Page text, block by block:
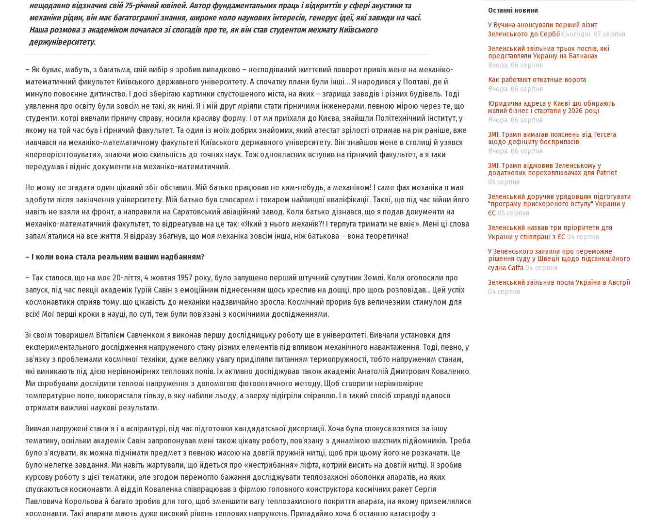
нещодавно відзначив свій 75-річний ювілей. Автор фундаментальних праць і відкриттів у сфері акустики та
механіки рідин, він має багатогранні знання, широке коло наукових інтересів, генерує ідеї, які завжди на часі.
Наша розмова з академіком почалася зі спогадів про те, як він став студентом мехмату Київського
держуніверситету.
– Як буває, мабуть, з багатьма, свій вибір я зробив випадково – несподіваний життєвий поворот привів мене на механіко-
математичний факультет Київського державного університету. А спочатку плани були інші… Я народився у Полтаві, де й
минуло повоєнне дитинство. І досі зберігаю картинки спустошеного міста, на яких – згарища заводів і різних будівель. Тоді
уявлення про освіту були зовсім не такі, як нині. Я і мій друг мріяли стати гірничими інженерами, певною мірою через те, що
студенти, котрі вивчали гірничу справу, носили красиву форму. І от ми приїхали до Києва, знайшли Політехнічний інститут, у
якому на той час був і гірничий факультет. Та один із моїх добрих знайомих, який атестат зрілості отримав на рік раніше, вже
навчався на механіко-математичному факультеті Київського державного університету. Він знайшов мене в столиці й узявся
«переорієнтовувати», знаючи мою схильність до точних наук. Тож однокласник вступив на гірничий факультет, а я таки
передумав і відніс документи на механіко-математичний.
Не можу не згадати один цікавий збіг обставин. Мій батько працював не ким-небудь, а механіком! І саме фах механіка я мав
здобути після закінчення університету. Мій батько був слюсарем і токарем найвищої кваліфікації. Такої, що під час війни його
навіть не взяли на фронт, а направили на Саратовський авіаційний завод. Коли батько дізнався, що я подав документи на
механіко-математичний факультет, то відреагував на це так: «Який з нього механік?! І терпуга тримати не вміє». Мені ці слова
запам’яталися на все життя. Я відразу збагнув, що моя механіка зовсім інша, ніж батькова – вона теоретична!
– І коли вона стала реальним вашим надбанням?
– Так сталося, що на моє 20-ліття, 4 жовтня 1957 року, було запущено перший штучний супутник Землі. Коли оголосили про
запуск, під час лекції академік Гурій Савін з емоційним піднесенням щось креслив на дошці, про щось розповідав... Цей успіх
космонавтики сприяв тому, що цікавість до механіки надзвичайно зросла. Космічний прорив був величезним стимулом для
всіх! Мої перші кроки в науці, по суті, теж були пов’язані з космічними дослідженнями.
Зі своїм товаришем Віталієм Савченком я виконав першу дослідницьку роботу ще в університеті. Вивчали установки для
експериментального дослідження напруженого стану різних елементів під впливом механічного навантаження. Тоді, певно, у
зв’язку з проблемами космічної техніки, дуже велику увагу приділяли питанням термопружності, тобто напруженим станам,
які виникають під дією нерівномірних теплових полів. Їх активно досліджував також академік Анатолій Дмитрович Коваленко.
Ми спробували дослідити теплові напруження з допомогою фотооптичного методу. Щоб створити нерівномірне
температурне поле, використали гільзу, в яку набили льоду, а зверху підігріли спіраллю. І в такий спосіб справді вдалося
отримати важливі наукові результати.
Вивчав напружені стани я і в аспірантурі, під час підготовки кандидатської дисертації. Хоча була спокуса взятися за іншу
тематику, оскільки академік Савін запропонував мені також цікаву роботу, пов’язану з динамікою шахтних підйомників. Треба
було з’ясувати, як можна піднімати предмет з певною масою на довгій пружній нитці, щоб при цьому його не розкачати. Це
було нелегке завдання. Ми навіть жартували, що йдеться про «нестрибання» ліфта, котрий висить на довгій нитці. Я зробив
курсову роботу з цієї тематики, але згодом перемогло бажання досліджувати теплозахисні оболонки апаратів, на яких
спускаються космонавти. А відділ Коваленка співпрацював з фірмою головного конструктора космічних ракет Сергія
Павловича Корольова й багато зробив для того, щоб зменшити вагу теплозахисного покриття апарата, на якому приземлялися
космонавти. Такі апарати мають дуже високий рівень теплових напружень. Пригадаймо хоча б останню катастрофу з
походження товарів відповідно до
Угоди про торговельні аспекти прав
інтелектуальної власності (TRIPS) у
контексті євроінтеграції
Аналіз виборчого законодавства щодо
підрахунку голосів виборців
Інформаційна безпека суспільства
Останні новини
У Вучича анонсували перший візит
Зеленського до Сербії Сьогодні, 07 серпня
Зеленський звільнив трьох послів, які
представляли Україну на Балканах
Вчора, 06 серпня
Как работают откатные ворота
Вчора, 06 серпня
Юридична адреса у Києві що обирають
малий бізнес і стартапи у 2026 році
Вчора, 06 серпня
ЗМІ: Трамп вимагав пояснень від Гегсета
щодо дефіциту боєприпасів
Вчора, 06 серпня
ЗМІ: Трамп відмовив Зеленському у
додаткових перехоплювачах для Patriot
05 серпня
Зеленський доручив урядовцям підготувати
"програму прискореного вступу" України у
ЄС 05 серпня
Зеленський назвав три пріоритети для
України у співпраці з ЄС 04 серпня
У Зеленського заявили про переможне
рішення суду у Швеції щодо підсанкційного
судна Caffa 04 серпня
Зеленський звільнив посла України в Австрії
04 серпня